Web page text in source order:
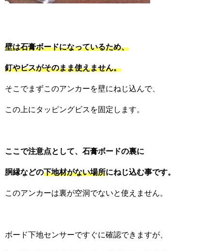
壁は石膏ボードになっているため、
釘やビスがそのまま使えません。
そこでまずこのアンカーを壁にねじ込んで、
この上にタッピングビスを固定します。
ここで注意点として、石膏ボードの裏に
胴縁などの下地材がない場所にねじ込む事です。
このアンカーは裏が空洞でないと使えません。
ボード下地センサーですぐに確認できますが、